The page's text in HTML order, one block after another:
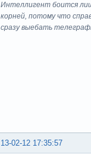
Интеллигент боится
корней, потому что
сразу выeбaть
13-02-12 17:35:57